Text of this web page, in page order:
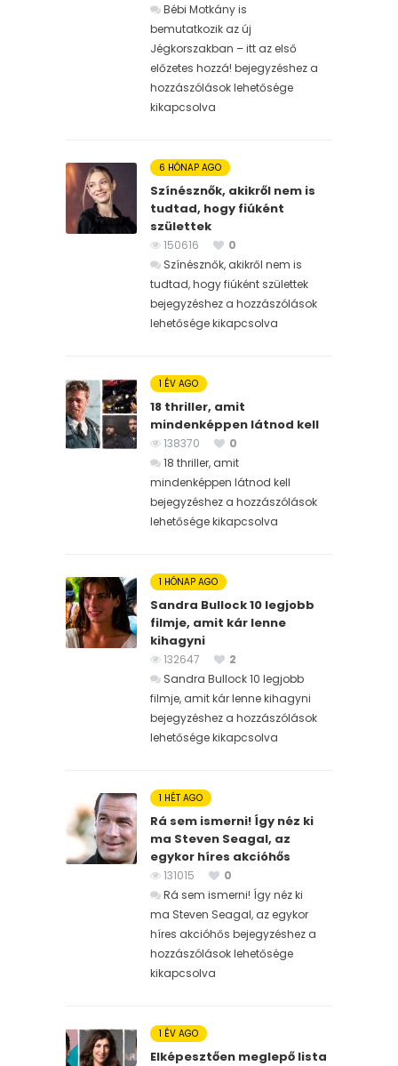
Bébi Motkány is
bemutatkozik az új
Jégkorszakban – itt az első
előzetes hozzá! bejegyzéshez a
hozzászólások lehetősége
kikapcsolva
6 HÓNAP AGO
Színésznők, akikről nem is
tudtad, hogy fiúként
születtek
150616
0
Színésznők, akikről nem is
tudtad, hogy fiúként születtek
bejegyzéshez a hozzászólások
lehetősége kikapcsolva
1 ÉV AGO
18 thriller, amit
mindenképpen látnod kell
138370
0
18 thriller, amit
mindenképpen látnod kell
bejegyzéshez a hozzászólások
lehetősége kikapcsolva
1 HÓNAP AGO
Sandra Bullock 10 legjobb
filmje, amit kár lenne
kihagyni
132647
2
Sandra Bullock 10 legjobb
filmje, amit kár lenne kihagyni
bejegyzéshez a hozzászólások
lehetősége kikapcsolva
1 HÉT AGO
Rá sem ismerni! Így néz ki
ma Steven Seagal, az
egykor híres akcióhős
131015
0
Rá sem ismerni! Így néz ki
ma Steven Seagal, az egykor
híres akcióhős bejegyzéshez a
hozzászólások lehetősége
kikapcsolva
1 ÉV AGO
Elképesztően meglepő lista